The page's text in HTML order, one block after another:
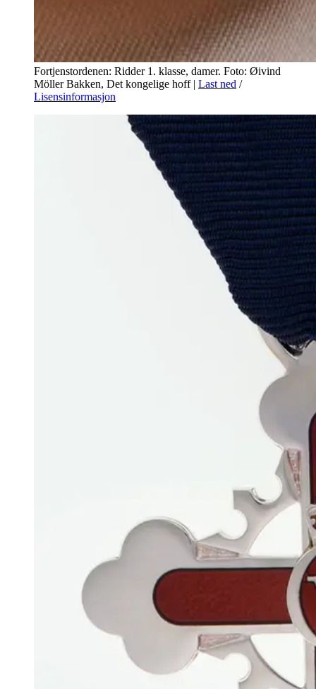
Fortjenstordenen: Ridder 1. klasse, damer. Foto: Øivind
Möller Bakken, Det kongelige hoff| Last ned /
Lisensinformasjon